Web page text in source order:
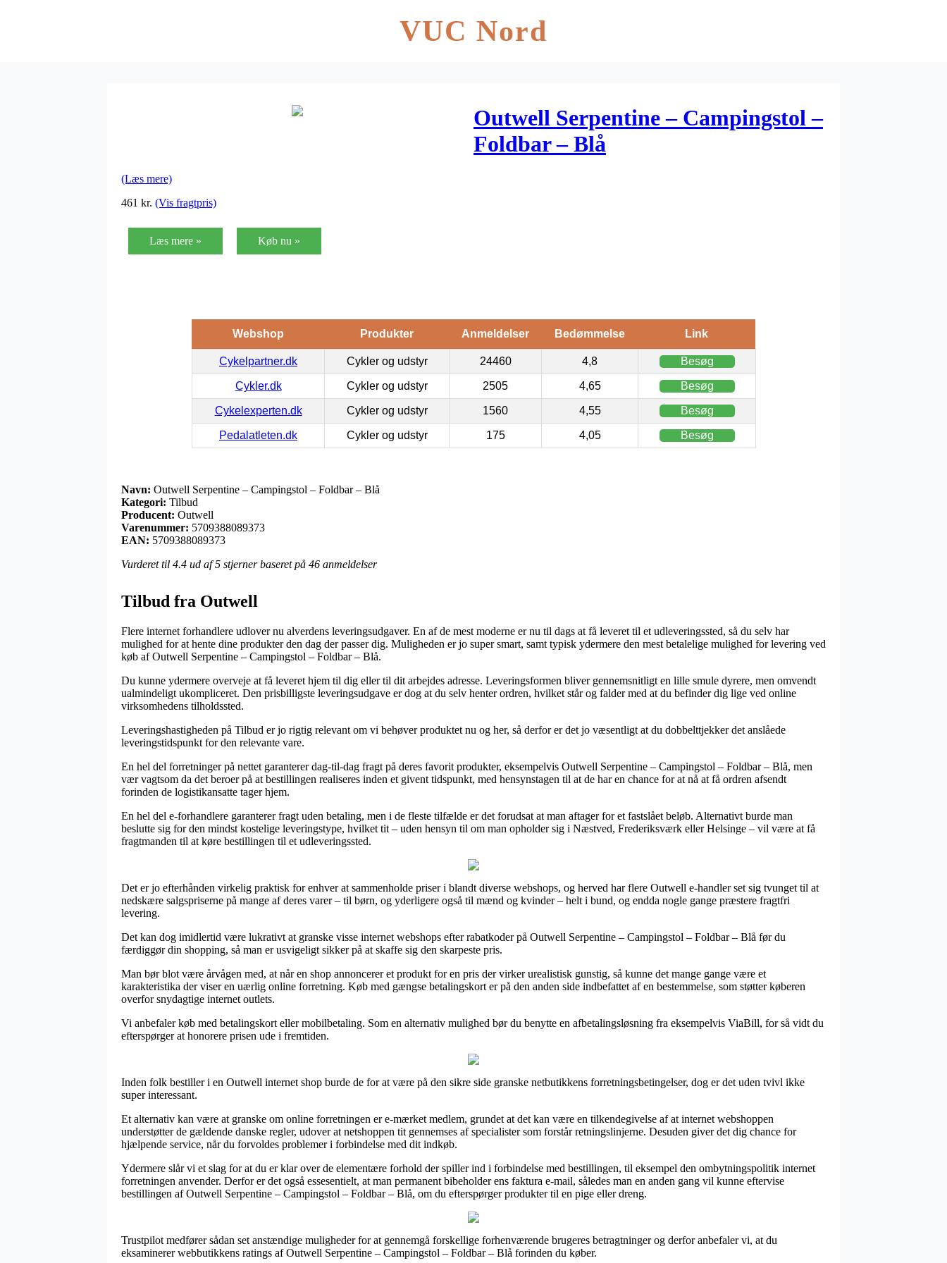
VUC Nord
Outwell Serpentine – Campingstol –
Foldbar – Blå
(Læs mere)
461 kr. (Vis fragtpris)
Læs mere » Køb nu »
Webshop Produkter Anmeldelser Bedømmelse Link
Cykelpartner.dk Cykler og udstyr 24460 4,8 Besøg
Cykler.dk Cykler og udstyr 2505 4,65 Besøg
Cykelexperten.dk Cykler og udstyr 1560 4,55 Besøg
Pedalatleten.dk Cykler og udstyr 175 4,05 Besøg
Navn: Outwell Serpentine – Campingstol – Foldbar – Blå
Kategori: Tilbud
Producent: Outwell
Varenummer: 5709388089373
EAN: 5709388089373
Vurderet til 4.4 ud af 5 stjerner baseret på 46 anmeldelser
Tilbud fra Outwell
Flere internet forhandlere udlover nu alverdens leveringsudgaver. En af de mest moderne er nu til dags at få leveret til et udleveringssted, så du selv har
mulighed for at hente dine produkter den dag der passer dig. Muligheden er jo super smart, samt typisk ydermere den mest betalelige mulighed for levering ved
køb af Outwell Serpentine – Campingstol – Foldbar – Blå.
Du kunne ydermere overveje at få leveret hjem til dig eller til dit arbejdes adresse. Leveringsformen bliver gennemsnitligt en lille smule dyrere, men omvendt
ualmindeligt ukompliceret. Den prisbilligste leveringsudgave er dog at du selv henter ordren, hvilket står og falder med at du befinder dig lige ved online
virksomhedens tilholdssted.
Leveringshastigheden på Tilbud er jo rigtig relevant om vi behøver produktet nu og her, så derfor er det jo væsentligt at du dobbelttjekker det anslåede
leveringstidspunkt for den relevante vare.
En hel del forretninger på nettet garanterer dag-til-dag fragt på deres favorit produkter, eksempelvis Outwell Serpentine – Campingstol – Foldbar – Blå, men
vær vagtsom da det beroer på at bestillingen realiseres inden et givent tidspunkt, med hensynstagen til at de har en chance for at nå at få ordren afsendt
forinden de logistikansatte tager hjem.
En hel del e-forhandlere garanterer fragt uden betaling, men i de fleste tilfælde er det forudsat at man aftager for et fastslået beløb. Alternativt burde man
beslutte sig for den mindst kostelige leveringstype, hvilket tit – uden hensyn til om man opholder sig i Næstved, Frederiksværk eller Helsinge – vil være at få
fragtmanden til at køre bestillingen til et udleveringssted.
Det er jo efterhånden virkelig praktisk for enhver at sammenholde priser i blandt diverse webshops, og herved har flere Outwell e-handler set sig tvunget til at
nedskære salgspriserne på mange af deres varer – til børn, og yderligere også til mænd og kvinder – helt i bund, og endda nogle gange præstere fragtfri
levering.
Det kan dog imidlertid være lukrativt at granske visse internet webshops efter rabatkoder på Outwell Serpentine – Campingstol – Foldbar – Blå før du
færdiggør din shopping, så man er usvigeligt sikker på at skaffe sig den skarpeste pris.
Man bør blot være årvågen med, at når en shop annoncerer et produkt for en pris der virker urealistisk gunstig, så kunne det mange gange være et
karakteristika der viser en uærlig online forretning. Køb med gængse betalingskort er på den anden side indbefattet af en bestemmelse, som støtter køberen
overfor snydagtige internet outlets.
Vi anbefaler køb med betalingskort eller mobilbetaling. Som en alternativ mulighed bør du benytte en afbetalingsløsning fra eksempelvis ViaBill, for så vidt du
efterspørger at honorere prisen ude i fremtiden.
Inden folk bestiller i en Outwell internet shop burde de for at være på den sikre side granske netbutikkens forretningsbetingelser, dog er det uden tvivl ikke
super interessant.
Et alternativ kan være at granske om online forretningen er e-mærket medlem, grundet at det kan være en tilkendegivelse af at internet webshoppen
understøtter de gældende danske regler, udover at netshoppen tit gennemses af specialister som forstår retningslinjerne. Desuden giver det dig chance for
hjælpende service, når du forvoldes problemer i forbindelse med dit indkøb.
Ydermere slår vi et slag for at du er klar over de elementære forhold der spiller ind i forbindelse med bestillingen, til eksempel den ombytningspolitik internet
forretningen anvender. Derfor er det også essesentielt, at man permanent bibeholder ens faktura e-mail, således man en anden gang vil kunne eftervise
bestillingen af Outwell Serpentine – Campingstol – Foldbar – Blå, om du efterspørger produkter til en pige eller dreng.
Trustpilot medfører sådan set anstændige muligheder for at gennemgå forskellige forhenværende brugeres betragtninger og derfor anbefaler vi, at du
eksaminerer webbutikkens ratings af Outwell Serpentine – Campingstol – Foldbar – Blå forinden du køber.